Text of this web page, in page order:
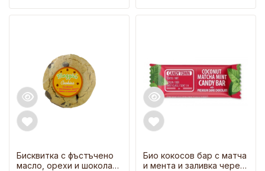
Бисквитка с фъстъчено
масло, орехи и шоколад
Био кокосов бар с матча
и мента и заливка черен